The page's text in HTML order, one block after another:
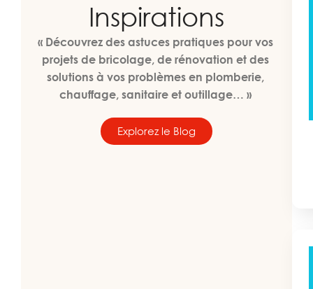
Inspirations
« Découvrez des astuces pratiques pour vos
projets de bricolage, de rénovation et des
solutions à vos problèmes en plomberie,
chauffage, sanitaire et outillage… »
Explorez le Blog